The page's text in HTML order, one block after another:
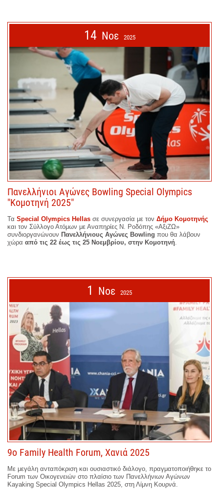
14 Νοε 2025
Πανελλήνιοι Αγώνες Bowling Special Olympics
"Κομοτηνή 2025"
Τα Special Olympics Hellas σε συνεργασία με τον Δήμο Κομοτηνής
και τον Σύλλογο Ατόμων με Αναπηρίες Ν. Ροδόπης «ΑξιΖΩ»
συνδιοργανώνουν Πανελλήνιους Αγώνες Bowling που θα λάβουν
χώρα από τις 22 έως τις 25 Νοεμβρίου, στην Κομοτηνή.
1 Νοε 2025
9ο Family Health Forum, Χανιά 2025
Με μεγάλη ανταπόκριση και ουσιαστικό διάλογο, πραγματοποιήθηκε το
Forum των Οικογενειών στο πλαίσιο των Πανελλήνιων Αγώνων
Kayaking Special Olympics Hellas 2025, στη Λίμνη Κουρνά.